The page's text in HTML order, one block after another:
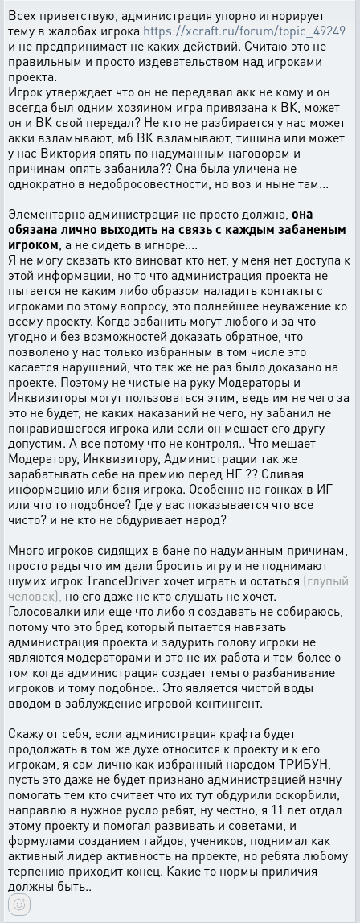
Всех приветствую, администрация упорно игнорирует
тему в жалобах игрока https://xcraft.ru/forum/topic_49249
и не предпринимает не каких действий. Считаю это не
правильным и просто издевательством над игроками
проекта.
Игрок утверждает что он не передавал акк не кому и он
всегда был одним хозяином игра привязана к ВК, может
он и ВК свой передал? Не кто не разбирается у нас может
акки взламывают, мб ВК взламывают, тишина или может
у нас Виктория опять по надуманным наговорам и
причинам опять забанила?? Она была уличена не
однократно в недобросовестности, но воз и ныне там...
Элементарно администрация не просто должна, она
обязана лично выходить на связь с каждым забаненым
игроком , а не сидеть в игноре....
Я не могу сказать кто виноват кто нет, у меня нет доступа к
этой информации, но то что администрация проекта не
пытается не каким либо образом наладить контакты с
игроками по этому вопросу, это полнейшее неуважение ко
всему проекту. Когда забанить могут любого и за что
угодно и без возможностей доказать обратное, что
позволено у нас только избранным в том числе это
касается нарушений, что так же не раз было доказано на
проекте. Поэтому не чистые на руку Модераторы и
Инквизиторы могут пользоваться этим, ведь им не чего за
это не будет, не каких наказаний не чего, ну забанил не
понравившегося игрока или если он мешает его другу
допустим. А все потому что не контроля.. Что мешает
Модератору, Инквизитору, Администрации так же
зарабатывать себе на премию перед НГ ?? Сливая
информацию или баня игрока. Особенно на гонках в ИГ
или что то подобное? Где у вас показывается что все
чисто? и не кто не обдуривает народ?
Много игроков сидящих в бане по надуманным причинам,
просто рады что им дали бросить игру и не поднимают
шумих игрок TranceDriver хочет играть и остаться (глупый
человек), но его даже не кто слушать не хочет.
Голосовалки или еще что либо я создавать не собираюсь,
потому что это бред который пытается навязать
администрация проекта и задурить голову игроки не
являются модераторами и это не их работа и тем более о
том когда администрация создает темы о разбанивание
игроков и тому подобное.. Это является чистой воды
вводом в заблуждение игровой контингент.
Скажу от себя, если администрация крафта будет
продолжать в том же духе относится к проекту и к его
игрокам, я сам лично как избранный народом ТРИБУН,
пусть это даже не будет признано администрацией начну
помогать тем кто считает что их тут обдурили оскорбили,
направлю в нужное русло ребят, ну честно, я 11 лет отдал
этому проекту и помогал развивать и советами, и
формулами созданием гайдов, учеников, поднимал как
активный лидер активность на проекте, но ребята любому
терпению приходит конец. Какие то нормы приличия
должны быть..